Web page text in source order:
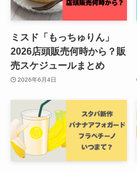
ミスド「もっちゅりん」
2026店頭販売何時から？販
売スケジュールまとめ
2026年6月4日